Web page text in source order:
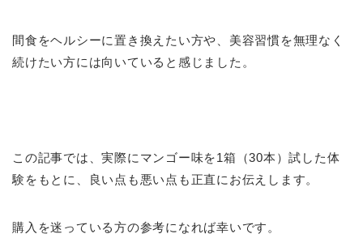
間食をヘルシーに置き換えたい方や、美容習慣を無理なく
続けたい方には向いていると感じました。
この記事では、実際にマンゴー味を1箱（30本）試した体
験をもとに、良い点も悪い点も正直にお伝えします。
購入を迷っている方の参考になれば幸いです。